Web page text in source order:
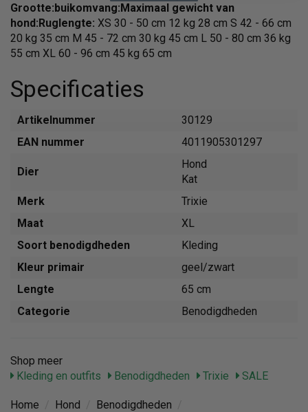
Grootte:buikomvang:Maximaal gewicht van
hond:Ruglengte: XS 30 - 50 cm 12 kg 28 cm S 42 - 66 cm
20 kg 35 cm M 45 - 72 cm 30 kg 45 cm L 50 - 80 cm 36 kg
55 cm XL 60 - 96 cm 45 kg 65 cm
Specificaties
Artikelnummer
30129
EAN nummer
4011905301297
Dier
Hond
Kat
Merk
Trixie
Maat
XL
Soort benodigdheden
Kleding
Kleur primair
geel/zwart
Lengte
65 cm
Categorie
Benodigdheden
Shop meer
Kleding en outfits
Benodigdheden Trixie SALE
Home Hond Benodigdheden